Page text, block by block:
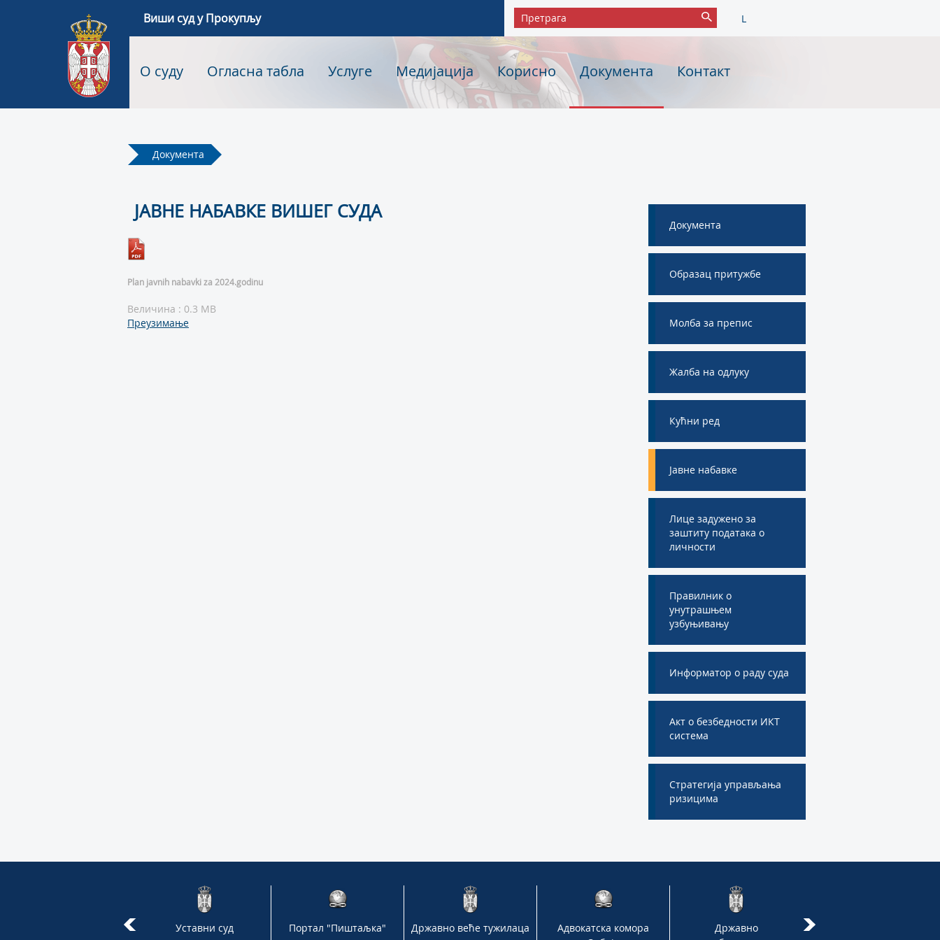
Виши суд у Прокупљу L
О суду Огласна табла Услуге Медијација Корисно Документа Контакт
Документа
Документа
Образац притужбе
Молба за препис
Жалба на одлуку
Кућни ред
Jавне набавке
Лице задужено за
заштиту података о
личности
Правилник о
унутрашњем
узбуњивању
Информатор о раду суда
Акт о безбедности ИКТ
система
Стратегија управљања
ризицима
JАВНЕ НАБАВКЕ ВИШЕГ СУДА
Plan javnih nabavki za 2024.godinu
Величина : 0.3 MB
Преузимање
Сад су узбуњивачи јачи Уставни суд Портал "Пиштаљка" Државно веће тужилаца
Адвокатска комора
Државно